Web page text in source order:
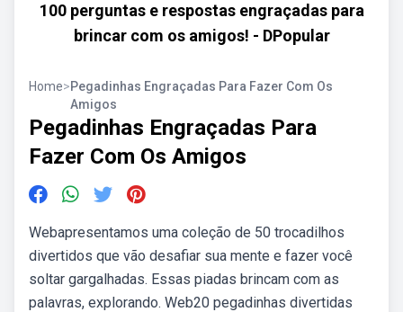
100 perguntas e respostas engraçadas para
brincar com os amigos! - DPopular
Home>Pegadinhas Engraçadas Para Fazer Com Os
Amigos
Pegadinhas Engraçadas Para
Fazer Com Os Amigos
Webapresentamos uma coleção de 50 trocadilhos
divertidos que vão desafiar sua mente e fazer você
soltar gargalhadas. Essas piadas brincam com as
palavras, explorando. Web20 pegadinhas divertidas